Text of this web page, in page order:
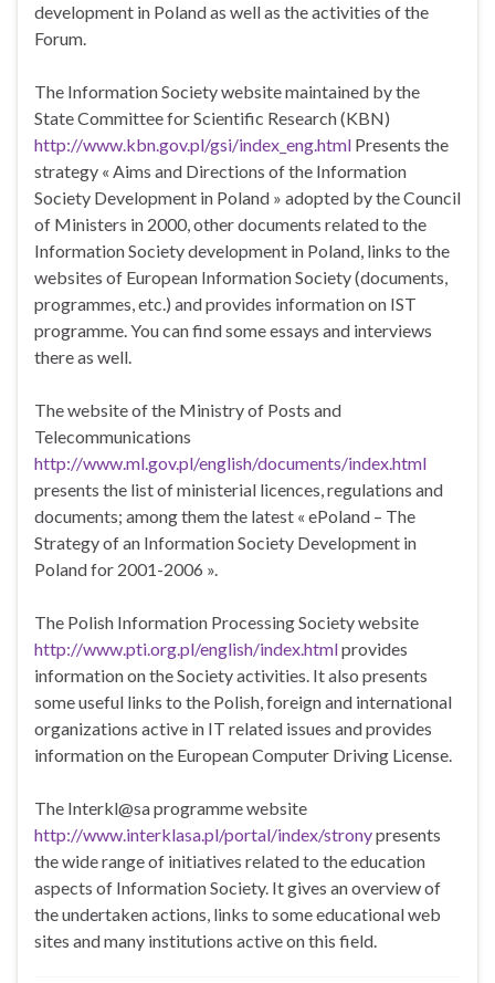
development in Poland as well as the activities of the
Forum.
The Information Society website maintained by the
State Committee for Scientific Research (KBN)
http://www.kbn.gov.pl/gsi/index_eng.html Presents the
strategy « Aims and Directions of the Information
Society Development in Poland » adopted by the Council
of Ministers in 2000, other documents related to the
Information Society development in Poland, links to the
websites of European Information Society (documents,
programmes, etc.) and provides information on IST
programme. You can find some essays and interviews
there as well.
The website of the Ministry of Posts and
Telecommunications
http://www.ml.gov.pl/english/documents/index.html
presents the list of ministerial licences, regulations and
documents; among them the latest « ePoland – The
Strategy of an Information Society Development in
Poland for 2001-2006 ».
The Polish Information Processing Society website
http://www.pti.org.pl/english/index.htmlprovides
information on the Society activities. It also presents
some useful links to the Polish, foreign and international
organizations active in IT related issues and provides
information on the European Computer Driving License.
The Interkl@sa programme website
http://www.interklasa.pl/portal/index/stronypresents
the wide range of initiatives related to the education
aspects of Information Society. It gives an overview of
the undertaken actions, links to some educational web
sites and many institutions active on this field.